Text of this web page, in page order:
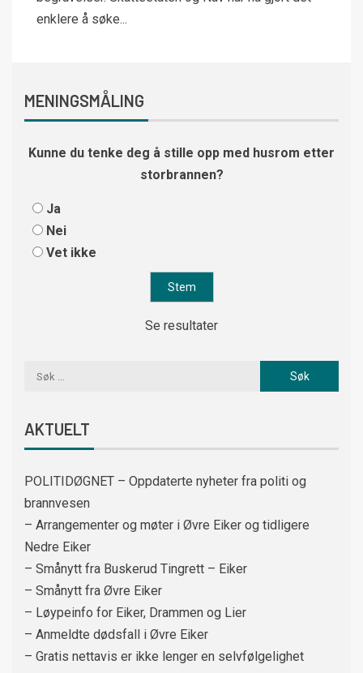
enklere å søke...
MENINGSMÅLING
Kunne du tenke deg å stille opp med husrom etter
storbrannen?
Ja
Nei
Vet ikke
Se resultater
AKTUELT
POLITIDØGNET – Oppdaterte nyheter fra politi og
brannvesen
– Arrangementer og møter i Øvre Eiker og tidligere
Nedre Eiker
– Smånytt fra Buskerud Tingrett – Eiker
– Smånytt fra Øvre Eiker
– Løypeinfo for Eiker, Drammen og Lier
– Anmeldte dødsfall i Øvre Eiker
– Gratis nettavis er ikke lenger en selvfølgelighet